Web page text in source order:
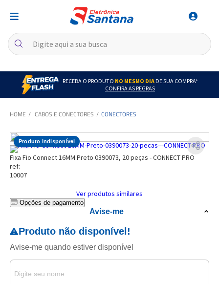
RECEBA O PRODUTO NO MESMO DIADE SUA COMPRA*
CONFIRA AS REGRAS
CABOS E CONECTORES CONECTORES
Produto indisponível
Fixa Fio Connect 16MM Preto 0390073, 20 peças - CONNECT PRO
ref:
10007
Ver produtos similares
Opções de pagamento
Avise-me